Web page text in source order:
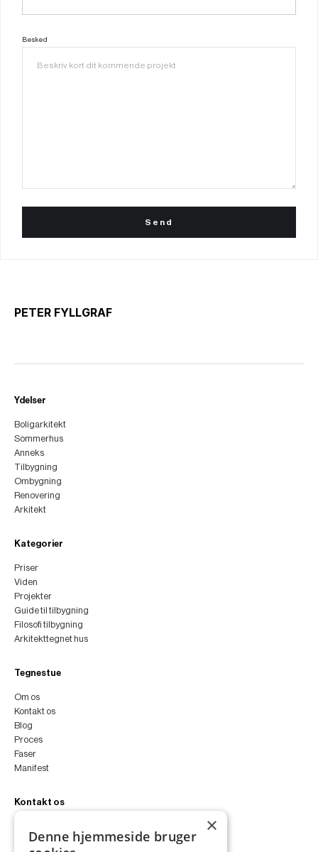
Besked
PETER FYLLGRAF
Ydelser
Boligarkitekt
Sommerhus
Anneks
Tilbygning
Ombygning
Renovering
Arkitekt
Kategorier
Priser
Viden
Projekter
Guide til tilbygning
Filosofi tilbygning
Arkitekttegnet hus
Tegnestue
Om os
Kontakt os
Blog
Proces
Faser
Manifest
Kontakt os
+45 4252 0011
×
Denne hjemmeside bruger